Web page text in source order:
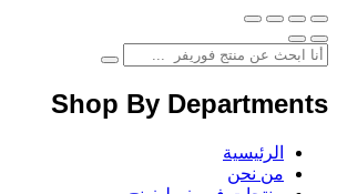
Shop By Departments
الرئيسية
من نحن